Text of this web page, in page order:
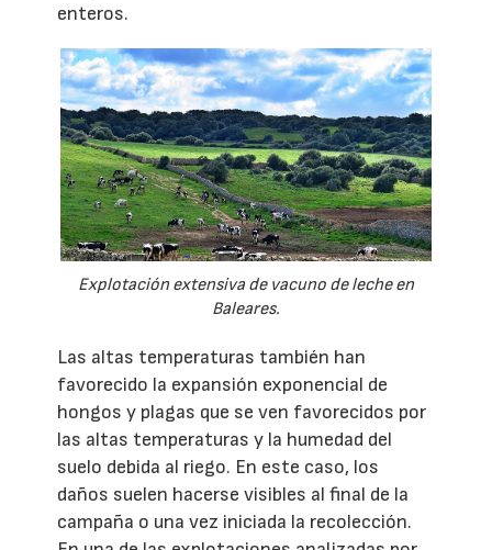
enteros.
Explotación extensiva de vacuno de leche en
Baleares.
Las altas temperaturas también han
favorecido la expansión exponencial de
hongos y plagas que se ven favorecidos por
las altas temperaturas y la humedad del
suelo debida al riego. En este caso, los
daños suelen hacerse visibles al final de la
campaña o una vez iniciada la recolección.